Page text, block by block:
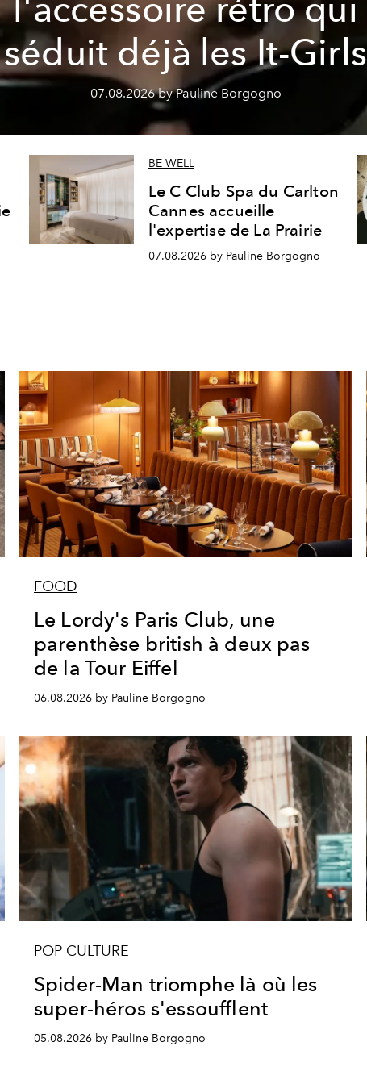
l'accessoire rétro qui
séduit déjà les It-Girls
07.08.2026 by Pauline Borgogno
BE WELL
Le C Club Spa du Carlton
Cannes accueille
l'expertise de La Prairie
07.08.2026 by Pauline Borgogno
FOOD
Le Lordy's Paris Club, une
parenthèse british à deux pas
de la Tour Eiffel
06.08.2026 by Pauline Borgogno
POP CULTURE
Spider-Man triomphe là où les
super-héros s'essoufflent
05.08.2026 by Pauline Borgogno